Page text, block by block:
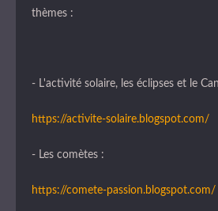
thèmes :
- L'activité solaire, les éclipses et le
https://activite-solaire.blogspot.com/
- Les comètes :
https://comete-passion.blogspot.com/